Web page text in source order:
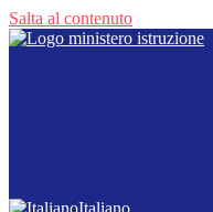
Salta al contenuto
Italiano